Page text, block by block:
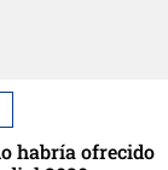
habría ofrecido